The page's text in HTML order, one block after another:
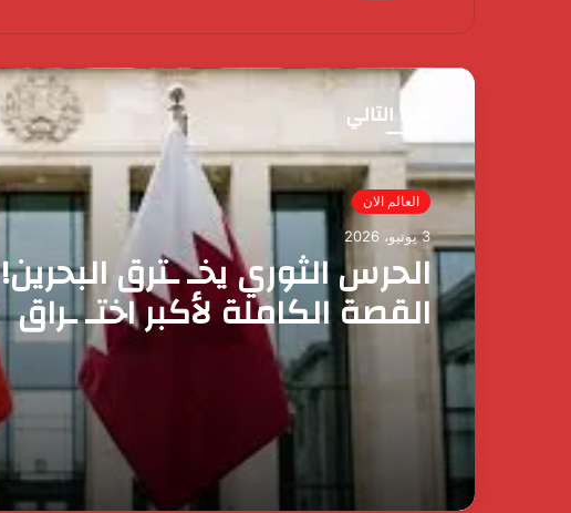
أقرأ التالي
العالم الان
3 يونيو، 2026
الحرس الثوري يخـ ـترق البحرين!
القصة الكاملة لأكبر اختـ ـراق
إيراني لمملكة البحرين؟